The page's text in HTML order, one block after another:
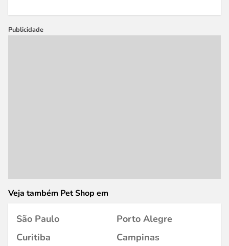
Publicidade
Veja também Pet Shop em
São Paulo
Porto Alegre
Curitiba
Campinas